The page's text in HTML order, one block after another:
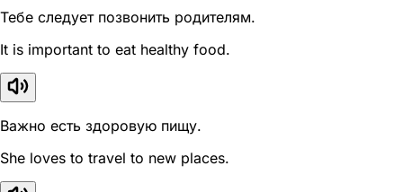
Тебе следует позвонить родителям.
It is important to eat healthy food.
Важно есть здоровую пищу.
She loves to travel to new places.